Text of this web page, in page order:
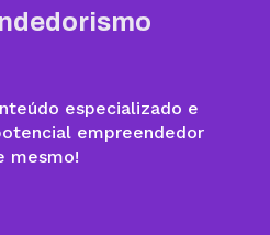
especializado e
empreendedor
mesmo!